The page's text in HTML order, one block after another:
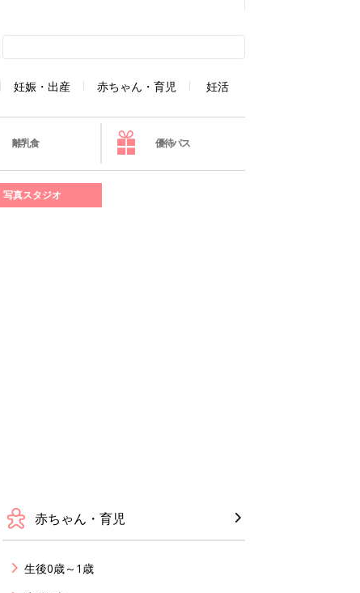
妊娠・出産 赤ちゃん・育児 妊活
離乳食 優待パス
写真スタジオ
赤ちゃん・育児
生後0歳～1歳